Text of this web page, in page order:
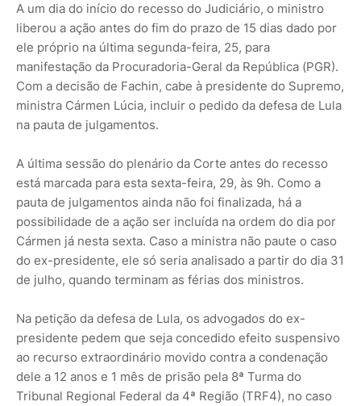
A um dia do início do recesso do Judiciário, o ministro
liberou a ação antes do fim do prazo de 15 dias dado por
ele próprio na última segunda-feira, 25, para
manifestação da Procuradoria-Geral da República (PGR).
Com a decisão de Fachin, cabe à presidente do Supremo,
ministra Cármen Lúcia, incluir o pedido da defesa de Lula
na pauta de julgamentos.
A última sessão do plenário da Corte antes do recesso
está marcada para esta sexta-feira, 29, às 9h. Como a
pauta de julgamentos ainda não foi finalizada, há a
possibilidade de a ação ser incluída na ordem do dia por
Cármen já nesta sexta. Caso a ministra não paute o caso
do ex-presidente, ele só seria analisado a partir do dia 31
de julho, quando terminam as férias dos ministros.
Na petição da defesa de Lula, os advogados do ex-
presidente pedem que seja concedido efeito suspensivo
ao recurso extraordinário movido contra a condenação
dele a 12 anos e 1 mês de prisão pela 8ª Turma do
Tribunal Regional Federal da 4ª Região (TRF4), no caso